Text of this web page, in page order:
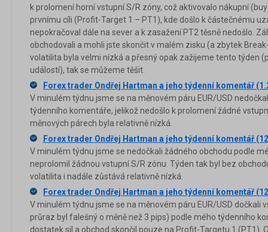
k prolomení horní vstupní S/R zóny, což aktivovalo nákupní
prvnímu cíli (Profit-Target 1 – PT1), kde došlo k částečnému
nepokračoval dále na sever a k zasažení PT2 těsně nedošlo.
obchodovali a mohli jste skončit v malém zisku (a zbytek
volatilita byla velmi nízká a přesný opak zažijeme tento týden
událostí), tak se můžeme těšit.
Forex trader Ondřej Hartman a jeho týdenní komentář
V minulém týdnu jsme se na měnovém páru EUR/USD
týdenního komentáře, jelikož nedošlo k prolomení žádné
měnových párech byla relativně nízká.
Forex trader Ondřej Hartman a jeho týdenní komentář
V minulém týdnu jsme se nedočkali žádného obchodu podle
neprolomil žádnou vstupní S/R zónu. Týden tak byl bez
volatilita i nadále zůstává relativně nízká.
Forex trader Ondřej Hartman a jeho týdenní komentář
V minulém týdnu jsme se na měnovém páru EUR/USD dočkali
průraz byl falešný o měně než 3 pips) podle mého týdenního
dostatek sil a obchod skončil pouze na Profit-Targetu 1 (PT1).